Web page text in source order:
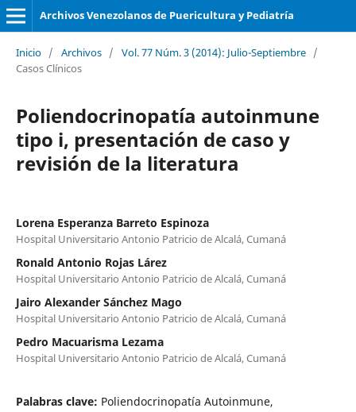
Archivos Venezolanos de Puericultura y Pediatría
Inicio / Archivos / Vol. 77 Núm. 3 (2014): Julio-Septiembre /
Casos Clínicos
Poliendocrinopatía autoinmune
tipo i, presentación de caso y
revisión de la literatura
Lorena Esperanza Barreto Espinoza
Hospital Universitario Antonio Patricio de Alcalá, Cumaná
Ronald Antonio Rojas Lárez
Hospital Universitario Antonio Patricio de Alcalá, Cumaná
Jairo Alexander Sánchez Mago
Hospital Universitario Antonio Patricio de Alcalá, Cumaná
Pedro Macuarisma Lezama
Hospital Universitario Antonio Patricio de Alcalá, Cumaná
Palabras clave: Poliendocrinopatía Autoinmune,